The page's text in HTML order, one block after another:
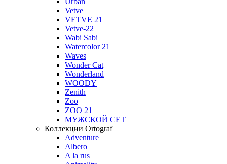
Vetve
VETVE 21
Vetve-22
Wabi Sabi
Watercolor 21
Waves
Wonder Cat
Wonderland
WOODY
Zenith
Zoo
ZOO 21
МУЖСКОЙ СЕТ
Коллекции Ortograf
Adventure
Albero
A la rus